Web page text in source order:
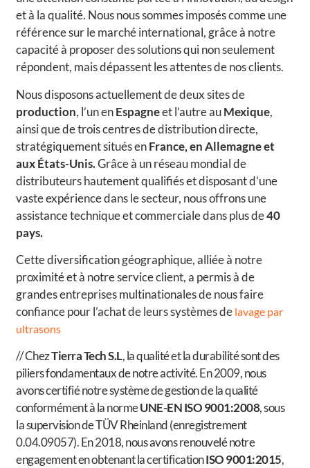
et à la qualité. Nous nous sommes imposés comme une
référence sur le marché international, grâce à notre
capacité à proposer des solutions qui non seulement
répondent, mais dépassent les attentes de nos clients.
Nous disposons actuellement de deux sites de
production, l’un enEspagneet l’autre auMexique,
ainsi que de trois centres de distribution directe,
stratégiquement situés enFrance, en Allemagne et
aux États-Unis.Grâce à un réseau mondial de
distributeurs hautement qualifiés et disposant d’une
vaste expérience dans le secteur, nous offrons une
assistance technique et commerciale dans plus de40
pays.
Cette diversification géographique, alliée à notre
proximité et à notre service client, a permis à de
grandes entreprises multinationales de nous faire
confiance pour l’achat de leurs systèmes de lavage par
ultrasons
// ChezTierra Tech S.L, la qualité et la durabilité sont des
piliers fondamentaux de notre activité. En 2009, nous
avons certifié notre système de gestion de la qualité
conformément à la normeUNE-EN ISO 9001:2008, sous
la supervision de TÜV Rheinland (enregistrement
0.04.09057). En 2018, nous avons renouvelé notre
engagement en obtenant la certificationISO 9001:2015,